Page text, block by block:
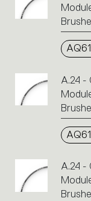
A.24 -
A.24 -